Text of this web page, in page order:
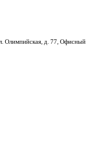
Олимпийская, д. 77, Офисный